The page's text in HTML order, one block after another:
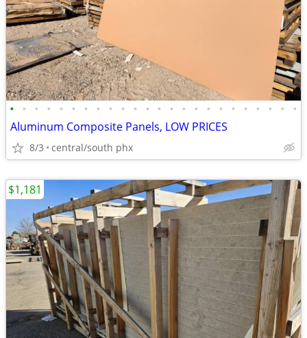
• • • • • • • • • • • • • • • • • • • • • • • •
Aluminum Composite Panels, LOW PRICES
8/3 central/south phx
$1,181